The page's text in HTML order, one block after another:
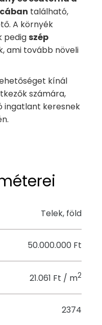
található,
A környék
pedig szép
ami tovább növeli
kínál
számára,
ingatlant keresnek
Telek, föld
50.000.000 Ft
21.061 Ft / m2
2374